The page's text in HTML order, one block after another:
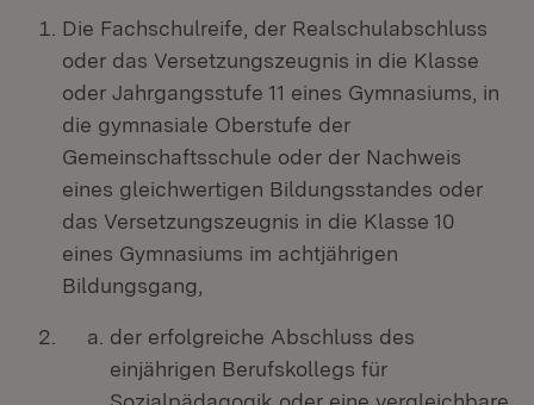
Die Fachschulreife, der Realschulabschluss
oder das Versetzungszeugnis in die Klasse
oder Jahrgangsstufe 11 eines Gymnasiums, in
die gymnasiale Oberstufe der
Gemeinschaftsschule oder der Nachweis
eines gleichwertigen Bildungsstandes oder
das Versetzungszeugnis in die Klasse 10
eines Gymnasiums im achtjährigen
Bildungsgang,
der erfolgreiche Abschluss des
einjährigen Berufskollegs für